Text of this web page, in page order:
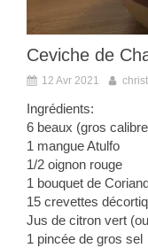
Ceviche de
12 Avr 2021
Ingrédients:
6 beaux (gros
1 mangue Atulfo
1/2 oignon rouge
1 bouquet de
15 crevettes
Jus de citron vert
1 pincée de gros sel